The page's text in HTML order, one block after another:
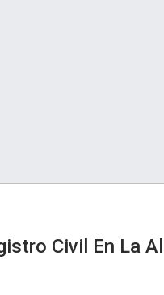
Civil En La